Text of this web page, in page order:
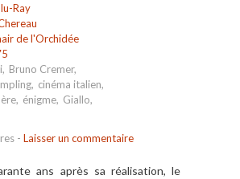
Ray
de l'Orchidée
, Bruno Cremer,
, cinéma italien,
, énigme, Giallo,
- Laisser un commentaire
ans après sa réalisation, le